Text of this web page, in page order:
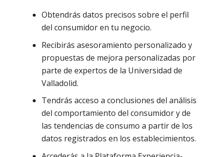
Obtendrás datos precisos sobre el perfil
del consumidor en tu negocio.
Recibirás asesoramiento personalizado y
propuestas de mejora personalizadas por
parte de expertos de la Universidad de
Valladolid.
Tendrás acceso a conclusiones del análisis
del comportamiento del consumidor y de
las tendencias de consumo a partir de los
datos registrados en los establecimientos.